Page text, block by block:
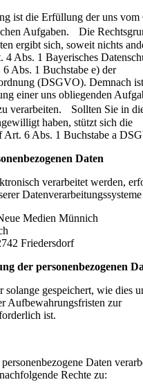
ist die Erfüllung der uns vom
Aufgaben. Die
ergibt sich, soweit nichts
4 Abs. 1 Bayerisches
Abs. 1 Buchstabe e) der
(DSGVO). Demnach
einer uns obliegenden
verarbeiten. Sollten Sie in
haben, stützt sich die
Art. 6 Abs. 1 Buchstabe a
Daten
verarbeitet werden,
Medien Münnich
Friedersdorf
der personenbezogenen
solange gespeichert, wie dies
Aufbewahrungsfristen zur
ist.
Daten
Rechte zu: